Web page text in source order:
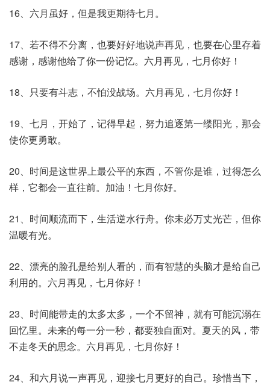
16、六月虽好，但是我更期待七月。
17、若不得不分离，也要好好地说声再见，也要在心里存着
感谢，感谢他给了你一份记忆。六月再见，七月你好！
18、只要有斗志，不怕没战场。六月再见，七月你好！
19、七月，开始了，记得早起，努力追逐第一缕阳光，那会
使你更勇敢。
20、时间是这世界上最公平的东西，不管你是谁，过得怎么
样，它都会一直往前。加油！七月你好。
21、时间顺流而下，生活逆水行舟。你未必万丈光芒，但你
温暖有光。
22、漂亮的脸孔是给别人看的，而有智慧的头脑才是给自己
利用的。六月再见，七月你好！
23、时间能带走的太多太多，一个不留神，就有可能沉溺在
回忆里。未来的每一分一秒，都要独自面对。夏天的风，带
不走冬天的思念。六月再见，七月你好！
24、和六月说一声再见，迎接七月更好的自己。珍惜当下，